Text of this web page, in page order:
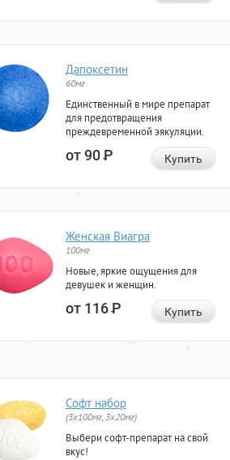
Дапоксетин
60мг
Единственный в мире препарат
для предотвращения
преждевременной эякуляции.
от 90Р Купить
Женская Виагра
100мг
Новые, яркие ощущения для
девушек и женщин.
от 116Р Купить
Софт набор
(3x100мг, 3x20мг)
Выбери софт-препарат на свой
вкус!